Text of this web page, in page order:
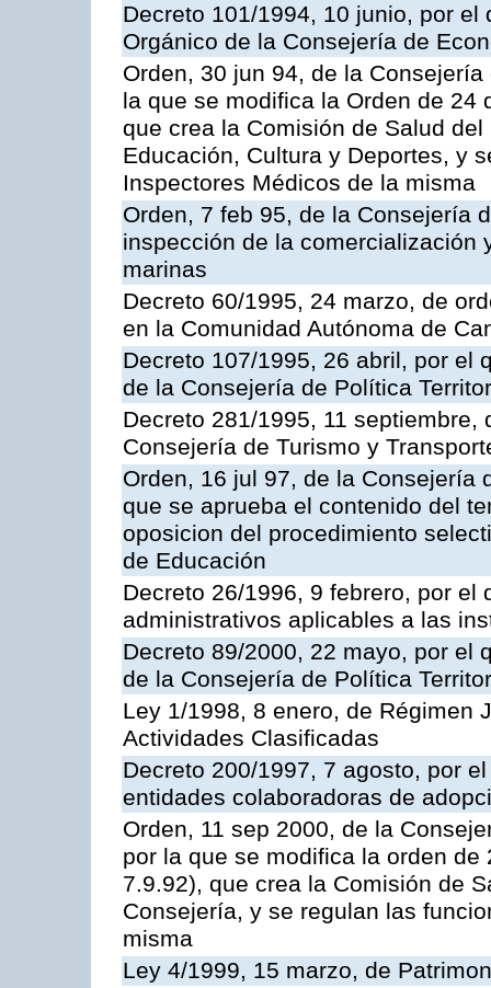
Decreto 101/1994, 10 junio, por
Orgánico de la Consejería de
Orden, 30 jun 94, de la
la que se modifica la Orden de 24
que crea la Comisión de Salud
Educación, Cultura y Deportes, y
Inspectores Médicos de la misma
Orden, 7 feb 95, de la Consejería
inspección de la comercialización
marinas
Decreto 60/1995, 24 marzo, de
en la Comunidad Autónoma de
Decreto 107/1995, 26 abril, por el
de la Consejería de Política
Decreto 281/1995, 11
Consejería de Turismo y
Orden, 16 jul 97, de la Consejería
que se aprueba el contenido del
oposicion del procedimiento
de Educación
Decreto 26/1996, 9 febrero, por
administrativos aplicables a las
Decreto 89/2000, 22 mayo, por el
de la Consejería de Política
Ley 1/1998, 8 enero, de Régimen
Actividades Clasificadas
Decreto 200/1997, 7 agosto, por
entidades colaboradoras de
Orden, 11 sep 2000, de la
por la que se modifica la orden
7.9.92), que crea la Comisión de
Consejería, y se regulan las
misma
Ley 4/1999, 15 marzo, de